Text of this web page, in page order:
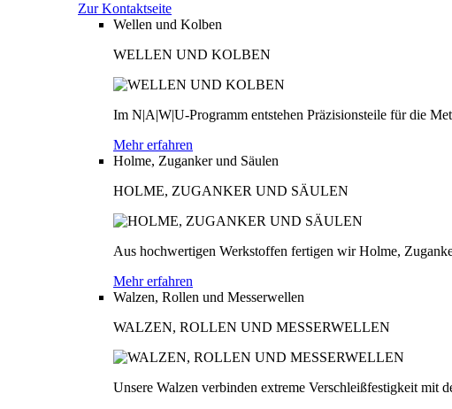
Zur Kontaktseite
Wellen und Kolben
WELLEN UND KOLBEN
Im N|A|W|U-Programm entstehen Präzisionsteile für die
Mehr erfahren
Holme, Zuganker und Säulen
HOLME, ZUGANKER UND SÄULEN
Aus hochwertigen Werkstoffen fertigen wir Holme,
Mehr erfahren
Walzen, Rollen und Messerwellen
WALZEN, ROLLEN UND MESSERWELLEN
Unsere Walzen verbinden extreme Verschleißfestigkeit mit